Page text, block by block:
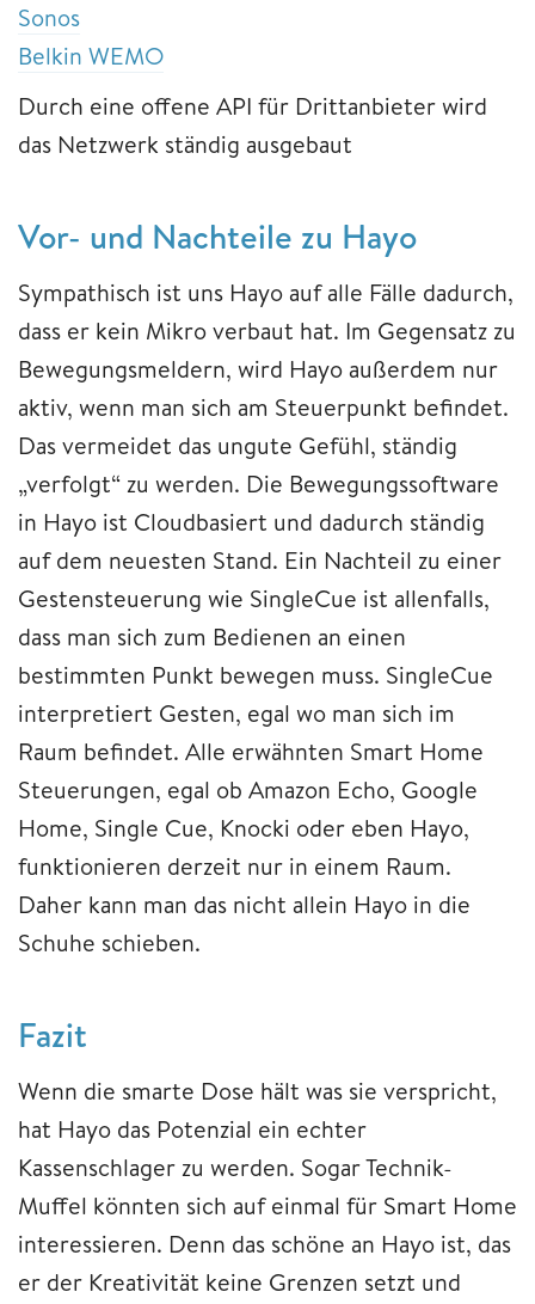
Sonos
Belkin WEMO
Durch eine offene API für Drittanbieter wird
das Netzwerk ständig ausgebaut
Vor- und Nachteile zu Hayo
Sympathisch ist uns Hayo auf alle Fälle dadurch,
dass er kein Mikro verbaut hat. Im Gegensatz zu
Bewegungsmeldern, wird Hayo außerdem nur
aktiv, wenn man sich am Steuerpunkt befindet.
Das vermeidet das ungute Gefühl, ständig
„verfolgt“ zu werden. Die Bewegungssoftware
in Hayo ist Cloudbasiert und dadurch ständig
auf dem neuesten Stand. Ein Nachteil zu einer
Gestensteuerung wie SingleCue ist allenfalls,
dass man sich zum Bedienen an einen
bestimmten Punkt bewegen muss. SingleCue
interpretiert Gesten, egal wo man sich im
Raum befindet. Alle erwähnten Smart Home
Steuerungen, egal ob Amazon Echo, Google
Home, Single Cue, Knocki oder eben Hayo,
funktionieren derzeit nur in einem Raum.
Daher kann man das nicht allein Hayo in die
Schuhe schieben.
Fazit
Wenn die smarte Dose hält was sie verspricht,
hat Hayo das Potenzial ein echter
Kassenschlager zu werden. Sogar Technik-
Muffel könnten sich auf einmal für Smart Home
interessieren. Denn das schöne an Hayo ist, das
er der Kreativität keine Grenzen setzt und